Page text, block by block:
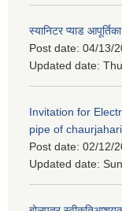
स्यानिटर प्याड
Post date: 04/13/
Updated date:
Invitation for
pipe of
Post date: 02/12/
Updated date: